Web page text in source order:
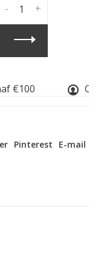
+
-
€100
Pinterest E-mail